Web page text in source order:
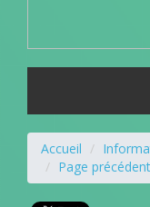
Accueil
Page